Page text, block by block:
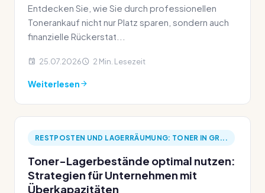
Entdecken Sie, wie Sie durch professionellen
Tonerankauf nicht nur Platz sparen, sondern auch
finanzielle Rückerstat...
25.07.2026 2 Min. Lesezeit
Weiterlesen
RESTPOSTEN UND LAGERRÄUMUNG: TONER IN GR...
Toner-Lagerbestände optimal nutzen:
Strategien für Unternehmen mit
Überkapazitäten